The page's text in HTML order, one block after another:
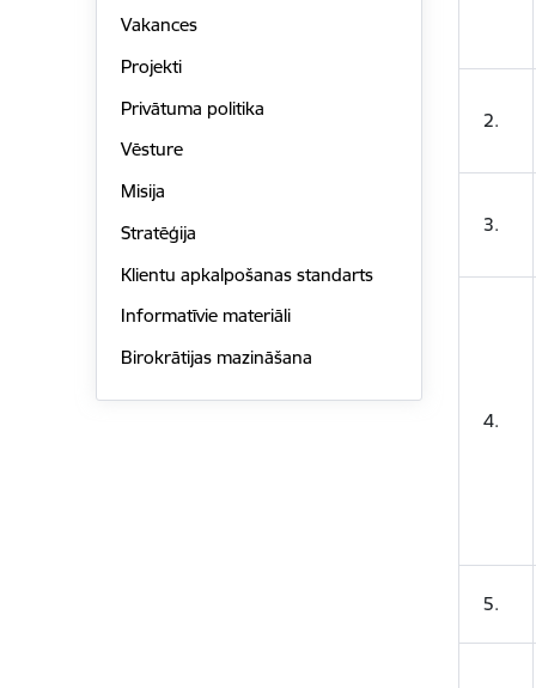
Vakances
Projekti
Privātuma politika
Vēsture
Misija
Stratēģija
Klientu apkalpošanas standarts
Informatīvie materiāli
Birokrātijas mazināšana
2.
3.
4.
5.